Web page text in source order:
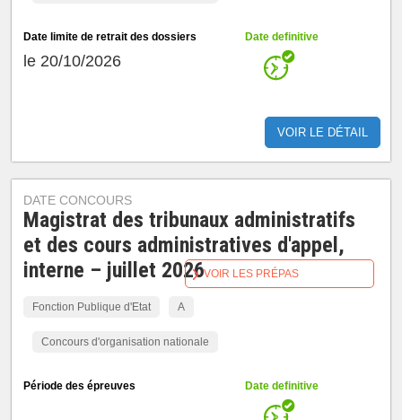
Date limite de retrait des dossiers
le 20/10/2026
Date definitive
VOIR LE DÉTAIL
DATE CONCOURS
Magistrat des tribunaux administratifs
et des cours administratives d'appel,
interne – juillet 2026
Fonction Publique d'Etat A
Concours d'organisation nationale
Période des épreuves Date definitive
VOIR LES PRÉPAS